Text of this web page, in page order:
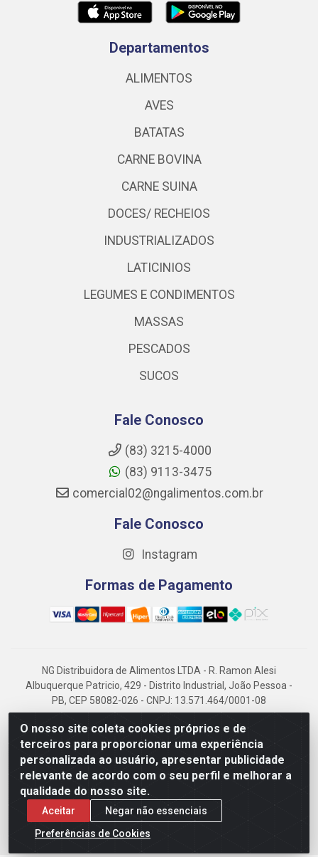
O nosso site coleta cookies próprios e de
terceiros para proporcionar uma experiência
personalizada ao usuário, apresentar publicidade
relevante de acordo com o seu perfil e melhorar a
qualidade do nosso site.
Aceitar
Negar não essenciais
Preferências de Cookies
Departamentos
ALIMENTOS
AVES
BATATAS
CARNE BOVINA
CARNE SUINA
DOCES/ RECHEIOS
INDUSTRIALIZADOS
LATICINIOS
LEGUMES E CONDIMENTOS
MASSAS
PESCADOS
SUCOS
Fale Conosco
(83) 3215-4000
(83) 9113-3475
comercial02@ngalimentos.com.br
Fale Conosco
Instagram
Formas de Pagamento
NG Distribuidora de Alimentos LTDA - R. Ramon Alesi
Albuquerque Patricio, 429 - Distrito Industrial, João Pessoa -
PB, CEP 58082-026 - CNPJ: 13.571.464/0001-08
NG Alimentos, há mais de 14 anos no mercado paraibano, é
referência em frigorificados, destacando-se pela logística
eficiente e excelência.